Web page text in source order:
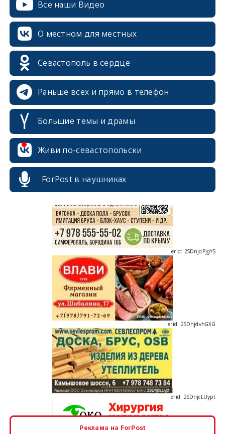
Все наши Видео
О местном для местных
Севастополь в сердце
Раньше всех и прямо в телефон
Большие темы и драмы
Живи по-севастопольски
ForPost в наушниках
erid: 2SDnjdPjgYS
erid: 2SDnjdvhGXG
Реклама на ForPost